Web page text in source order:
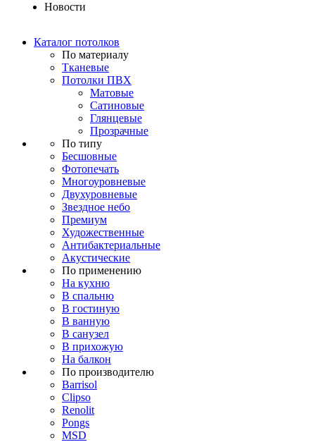
Новости
Каталог потолков
По материалу
Тканевые
Потолки ПВХ
Матовые
Сатиновые
Глянцевые
Прозрачные
По типу
Бесшовные
Фотопечать
Многоуровневые
Двухуровневые
Звездное небо
Премиум
Художественные
Антибактериальные
Акустические
По применению
На кухню
В спальню
В гостиную
В ванную
В санузел
В прихожую
На балкон
По производителю
Barrisol
Clipso
Renolit
Pongs
MSD